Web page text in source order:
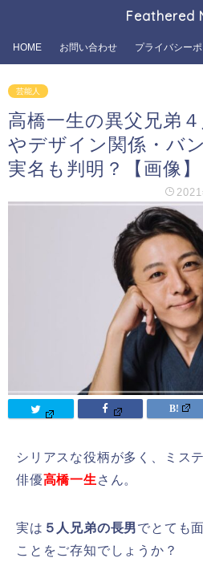
Feathered
HOME お問い合わせ プライバシー
芸能人
高橋一生の異父兄弟
やデザイン関係・バ
実名も判明？【画像】
シリアスな役柄が多く、ミス
俳優高橋一生 さん。
実は ５人兄弟の長男でとても
ことをご存知でしょうか？